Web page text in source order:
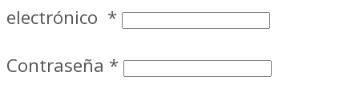
electrónico *
Contraseña *